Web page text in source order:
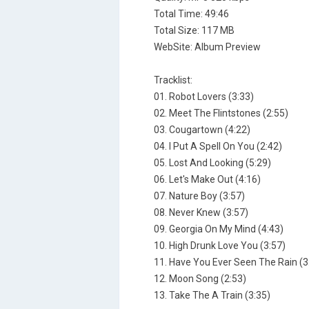
Total Time: 49:46
Total Size: 117 MB
WebSite: Album Preview
Tracklist:
01. Robot Lovers (3:33)
02. Meet The Flintstones (2:55)
03. Cougartown (4:22)
04. I Put A Spell On You (2:42)
05. Lost And Looking (5:29)
06. Let's Make Out (4:16)
07. Nature Boy (3:57)
08. Never Knew (3:57)
09. Georgia On My Mind (4:43)
10. High Drunk Love You (3:57)
11. Have You Ever Seen The Rain
12. Moon Song (2:53)
13. Take The A Train (3:35)